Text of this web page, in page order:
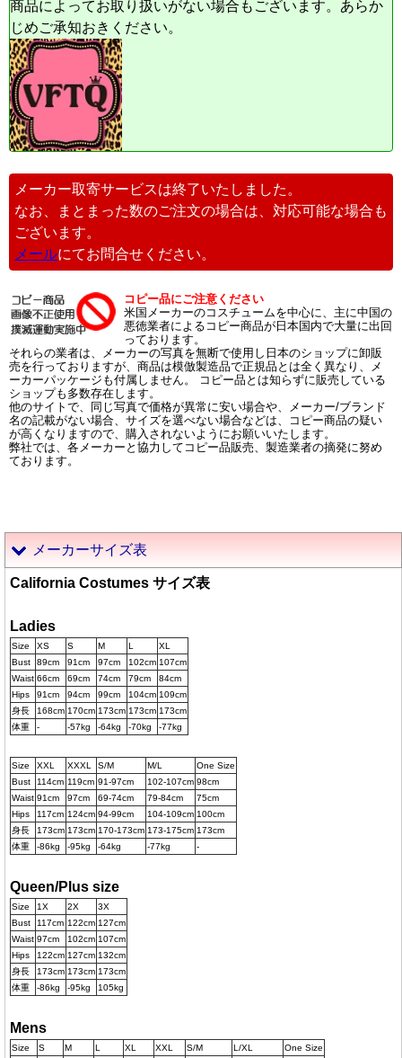
商品によってお取り扱いがない場合もございます。あらか
じめご承知おきください。
メーカー取寄サービスは終了いたしました。
なお、まとまった数のご注文の場合は、対応可能な場合も
ございます。
メールにてお問合せください。
コピー品にご注意ください
米国メーカーのコスチュームを中心に、主に中国の
悪徳業者によるコピー商品が日本国内で大量に出回
っております。
それらの業者は、メーカーの写真を無断で使用し日本のショップに卸販
売を行っておりますが、商品は模倣製造品で正規品とは全く異なり、メ
ーカーパッケージも付属しません。 コピー品とは知らずに販売している
ショップも多数存在します。
他のサイトで、同じ写真で価格が異常に安い場合や、メーカー/ブランド
名の記載がない場合、サイズを選べない場合などは、コピー商品の疑い
が高くなりますので、購入されないようにお願いいたします。
弊社では、各メーカーと協力してコピー品販売、製造業者の摘発に努め
ております。
メーカーサイズ表
California Costumes サイズ表
Ladies
Size XS S M L
XL
Bust
89cm 91cm 97cm 102cm 107cm
Waist 66cm 69cm 74cm 79cm
84cm
Hips
91cm 94cm 99cm 104cm 109cm
身長
168cm 170cm 173cm 173cm 173cm
体重
- -57kg -64kg -70kg -77kg
Size XXL XXXL S/M M/L
One Size
Bust
114cm 119cm 91-97cm 102-107cm 98cm
Waist 91cm 97cm 69-74cm 79-84cm
75cm
Hips
117cm 124cm 94-99cm 104-109cm 100cm
身長
173cm 173cm 170-173cm 173-175cm 173cm
体重
-86kg -95kg -64kg -77kg -
Queen/Plus size
Size 1X 2X
3X
Bust
117cm 122cm 127cm
Waist 97cm 102cm 107cm
Hips
122cm 127cm 132cm
身長
173cm 173cm 173cm
体重
-86kg -95kg 105kg
Mens
Size S M L XL XXL S/M L/XL
One Size